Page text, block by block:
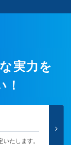
実力を
たします。